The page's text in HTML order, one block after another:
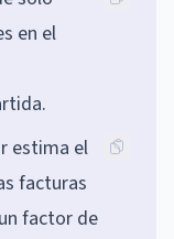
en el
estima el
facturas
factor de